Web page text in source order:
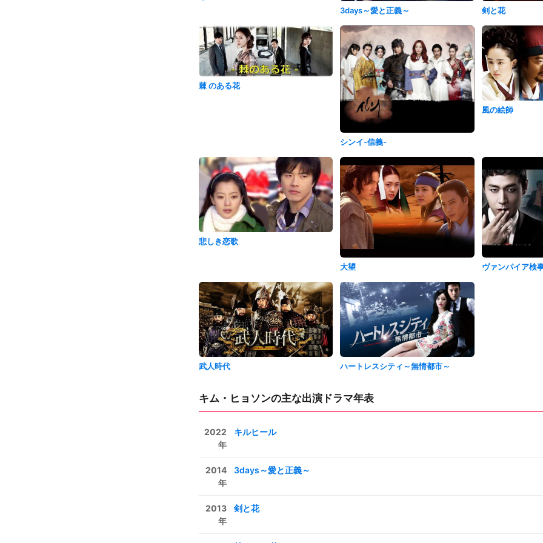
3days～愛と正義～
剣と花
棘 のある花
シンイ-信義-
風の絵師
悲しき恋歌
大望 ヴァンパイア検
武人時代 ハートレスシティ～無情都市～
キム・ヒョソンの主な出演ドラマ年表
2022
年
キルヒール
2014
年
3days～愛と正義～
2013
年
剣と花